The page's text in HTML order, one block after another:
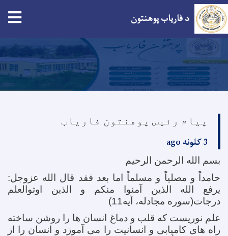
اصلي
منځپانګه
دانګل
د فاریاب پوهنتون
پیام رئیس پوهنتون فاریاب
3 کلونه ago
بسم الله الرحمن الرحیم
حامداً و مصلیاً و مسلماً اما بعد فقد قال الله عزوجل:
یرفع الله الذین آمنوا منکم و الذین اوتوالعلم
درجات(سوره مجادله، آیه11)
علم نوریست که قلب و دماغ انسان ها را روشن ساخته
راه های کامیابی و انسانیت را می آموزد و انسان را از